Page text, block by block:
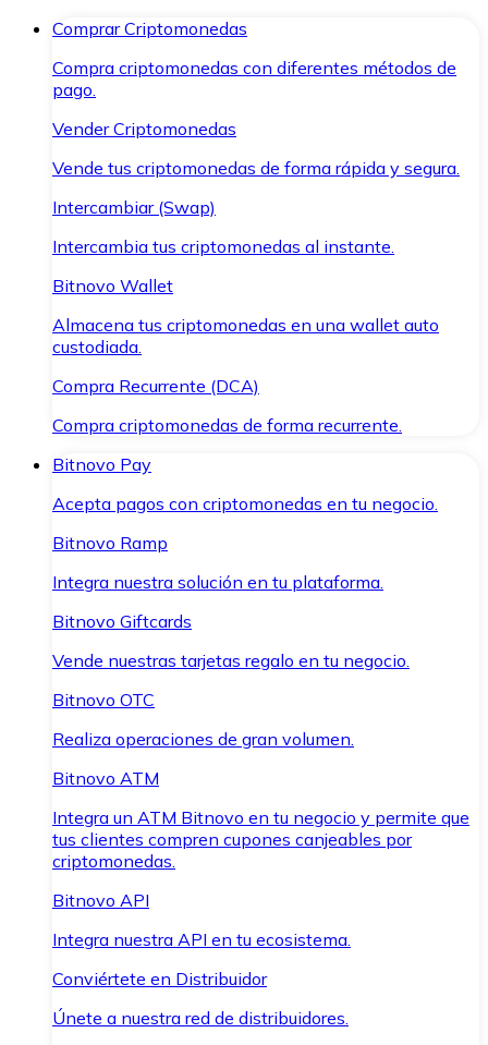
Comprar Criptomonedas
Compra criptomonedas con diferentes métodos de
pago.
Vender Criptomonedas
Vende tus criptomonedas de forma rápida y segura.
Intercambiar (Swap)
Intercambia tus criptomonedas al instante.
Bitnovo Wallet
Almacena tus criptomonedas en una wallet auto
custodiada.
Compra Recurrente (DCA)
Compra criptomonedas de forma recurrente.
Bitnovo Pay
Acepta pagos con criptomonedas en tu negocio.
Bitnovo Ramp
Integra nuestra solución en tu plataforma.
Bitnovo Giftcards
Vende nuestras tarjetas regalo en tu negocio.
Bitnovo OTC
Realiza operaciones de gran volumen.
Bitnovo ATM
Integra un ATM Bitnovo en tu negocio y permite que
tus clientes compren cupones canjeables por
criptomonedas.
Bitnovo API
Integra nuestra API en tu ecosistema.
Conviértete en Distribuidor
Únete a nuestra red de distribuidores.